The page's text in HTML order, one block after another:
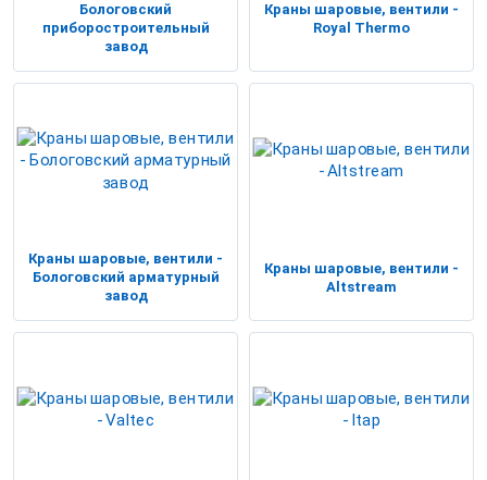
Бологовский
приборостроительный
завод
Краны шаровые, вентили -
Royal Thermo
Краны шаровые, вентили -
Бологовский арматурный
завод
Краны шаровые, вентили -
Altstream